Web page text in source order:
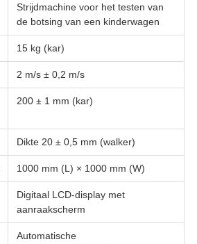
Strijdmachine voor het testen van
de botsing van een kinderwagen
15 kg (kar)
2 m/s ± 0,2 m/s
200 ± 1 mm (kar)
Dikte 20 ± 0,5 mm (walker)
1000 mm (L) × 1000 mm (W)
Digitaal LCD-display met
aanraakscherm
Automatische